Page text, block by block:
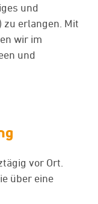
und
erlangen. Mit
wir im
und
vor Ort.
über eine